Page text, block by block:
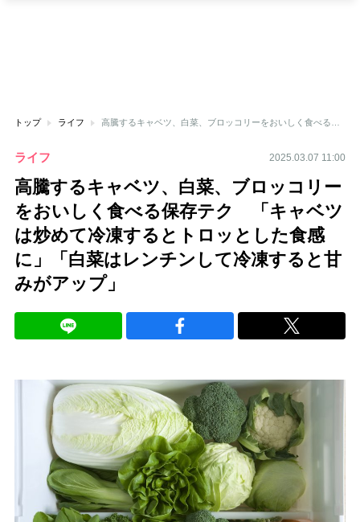
トップ ライフ
ライフ 2025.03.07 11:00
高騰するキャベツ、白菜、ブロッコリー
をおいしく食べる保存テク 「キャベツ
は炒めて冷凍するとトロッとした食感
に」「白菜はレンチンして冷凍すると甘
みがアップ」